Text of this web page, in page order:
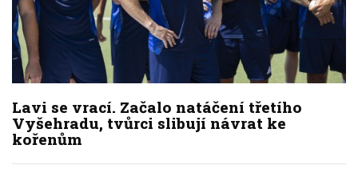
Lavi se vrací. Začalo natáčení třetího
Vyšehradu, tvůrci slibují návrat ke
kořenům